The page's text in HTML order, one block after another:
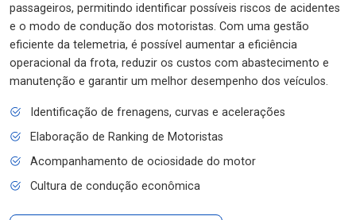
passageiros, permitindo identificar possíveis riscos de acidentes
e o modo de condução dos motoristas. Com uma gestão
eficiente da telemetria, é possível aumentar a eficiência
operacional da frota, reduzir os custos com abastecimento e
manutenção e garantir um melhor desempenho dos veículos.
Identificação de frenagens, curvas e acelerações
Elaboração de Ranking de Motoristas
Acompanhamento de ociosidade do motor
Cultura de condução econômica